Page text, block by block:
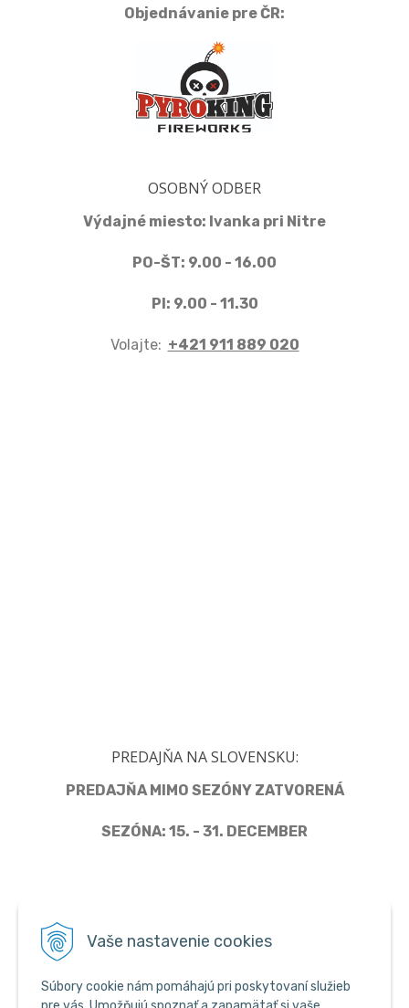
Vaše nastavenie cookies
Súbory cookie nám pomáhajú pri poskytovaní služieb
Objednávanie pre ČR:
OSOBNÝ ODBER
Výdajné miesto: Ivanka pri Nitre
PO-ŠT: 9.00 - 16.00
PI: 9.00 - 11.30
Volajte: +421 911 889 020
PREDAJŇA NA SLOVENSKU:
PREDAJŇA MIMO SEZÓNY ZATVORENÁ
SEZÓNA: 15. - 31. DECEMBER